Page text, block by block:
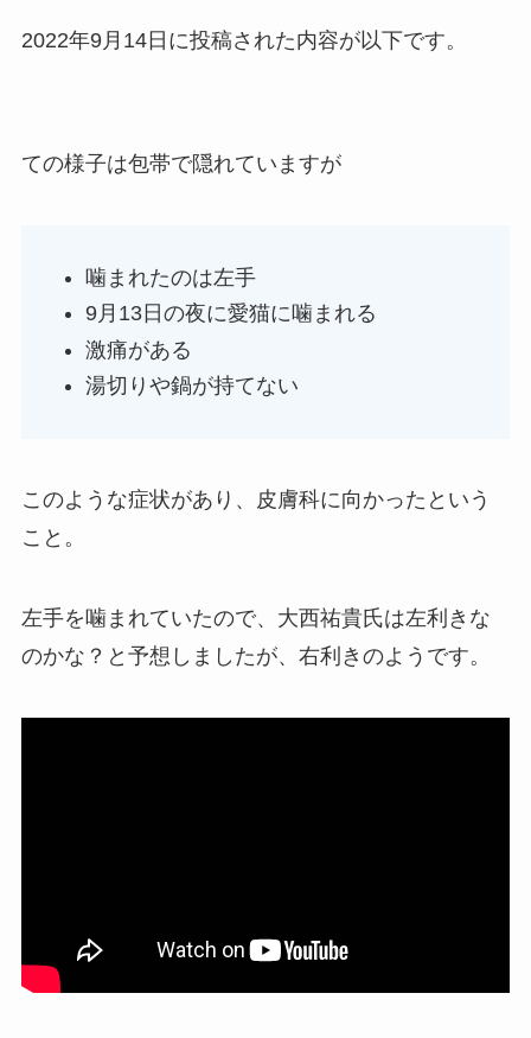
2022年9月14日に投稿された内容が以下です。
ての様子は包帯で隠れていますが
噛まれたのは左手
9月13日の夜に愛猫に噛まれる
激痛がある
湯切りや鍋が持てない
このような症状があり、皮膚科に向かったという
こと。
左手を噛まれていたので、大西祐貴氏は左利きな
のかな？と予想しましたが、右利きのようです。